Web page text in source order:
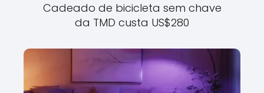
Cadeado de bicicleta sem chave
da TMD custa US$280